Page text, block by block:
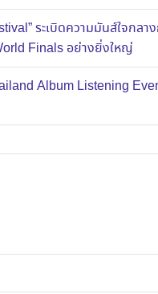
ระเบิดความมันส์ใจกล
Finals อย่างยิ่งใหญ่
Album Listening